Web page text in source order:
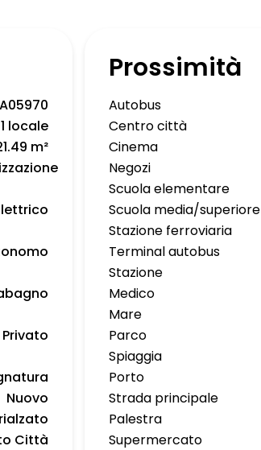
A05970
1 locale
m²
Privato
Nuovo
Città
Prossimità
Autobus
Centro città
Cinema
Negozi
Scuola elementare
Scuola media/superiore
Stazione ferroviaria
Terminal autobus
Stazione
Medico
Mare
Parco
Spiaggia
Porto
Strada principale
Palestra
Supermercato